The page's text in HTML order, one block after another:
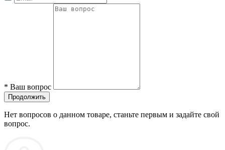
* Ваш вопрос
Продолжить
Нет вопросов о данном товаре, станьте первым и задайте свой
вопрос.